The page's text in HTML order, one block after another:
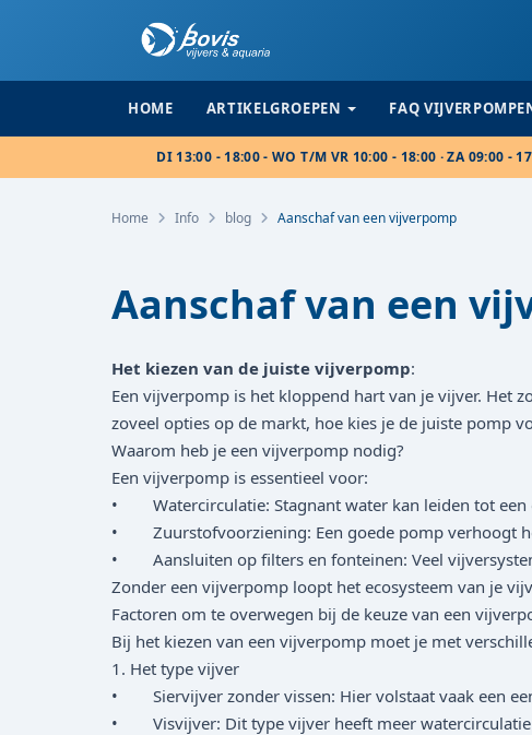
HOME ARTIKELGROEPEN FAQ
DI 13:00 - 18:00 - WO T/M VR 10:00 - 18:00 · ZA 09:00 -
Home Info blog Aanschaf van een vijverpomp
Aanschaf van een
Het kiezen van de juiste vijverpomp:
Een vijverpomp is het kloppend hart van je vijver. Het
zoveel opties op de markt, hoe kies je de juiste pomp
Waarom heb je een vijverpomp nodig?
Een vijverpomp is essentieel voor:
• Watercirculatie: Stagnant water kan leiden tot een
• Zuurstofvoorziening: Een goede pomp verhoogt
• Aansluiten op filters en fonteinen: Veel
Zonder een vijverpomp loopt het ecosysteem van je
Factoren om te overwegen bij de keuze van een
Bij het kiezen van een vijverpomp moet je met
1. Het type vijver
• Siervijver zonder vissen: Hier volstaat vaak een
• Visvijver: Dit type vijver heeft meer watercirculatie